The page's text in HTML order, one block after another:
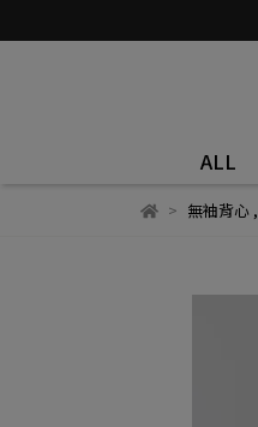
ALL
無袖背心,